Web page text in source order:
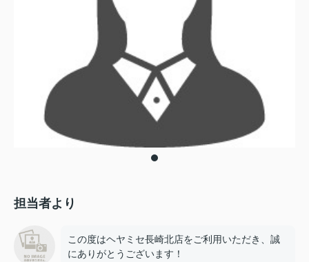
担当者より
この度はヘヤミセ長崎北店をご利用いただき、誠
にありがとうございます！